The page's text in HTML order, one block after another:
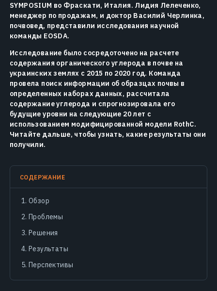
SYMPOSIUM во Фраскати, Италия. Лидия Лелеченко,
менеджер по продажам, и доктор Василий Черлинка,
почвовед, представили исследования научной
команды EOSDA.
Исследование было сосредоточено на расчете
содержания органического углерода в почве на
украинских землях с 2015 по 2020 год. Команда
провела поиск информации об образцах почвы в
определенных наборах данных, рассчитала
содержание углерода и спрогнозировала его
будущие уровни на следующие 20 лет с
использованием модифицированной модели RothC.
Читайте дальше, чтобы узнать, какие результаты они
получили.
СОДЕРЖАНИЕ
Обзор
Проблемы
Решения
Результаты
Перспективы